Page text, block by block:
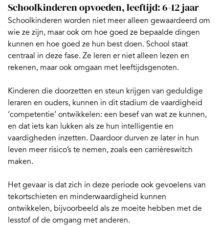
Schoolkinderen opvoeden, leeftijd: 6-12 jaar
Schoolkinderen worden niet meer alleen gewaardeerd om
wie ze zijn, maar ook om hoe goed ze bepaalde dingen
kunnen en hoe goed ze hun best doen. School staat
centraal in deze fase. Ze leren er niet alleen lezen en
rekenen, maar ook omgaan met leeftijdsgenoten.
Kinderen die doorzetten en steun krijgen van geduldige
leraren en ouders, kunnen in dit stadium de vaardigheid
‘competentie’ ontwikkelen: een besef van wat ze kunnen,
en dat iets kan lukken als ze hun intelligentie en
vaardigheden inzetten. Daardoor durven ze later in hun
leven meer risico’s te nemen, zoals een carrièreswitch
maken.
Het gevaar is dat zich in deze periode ook gevoelens van
tekortschieten en minderwaardigheid kunnen
ontwikkelen, bijvoorbeeld als ze moeite hebben met de
lesstof of de omgang met anderen.